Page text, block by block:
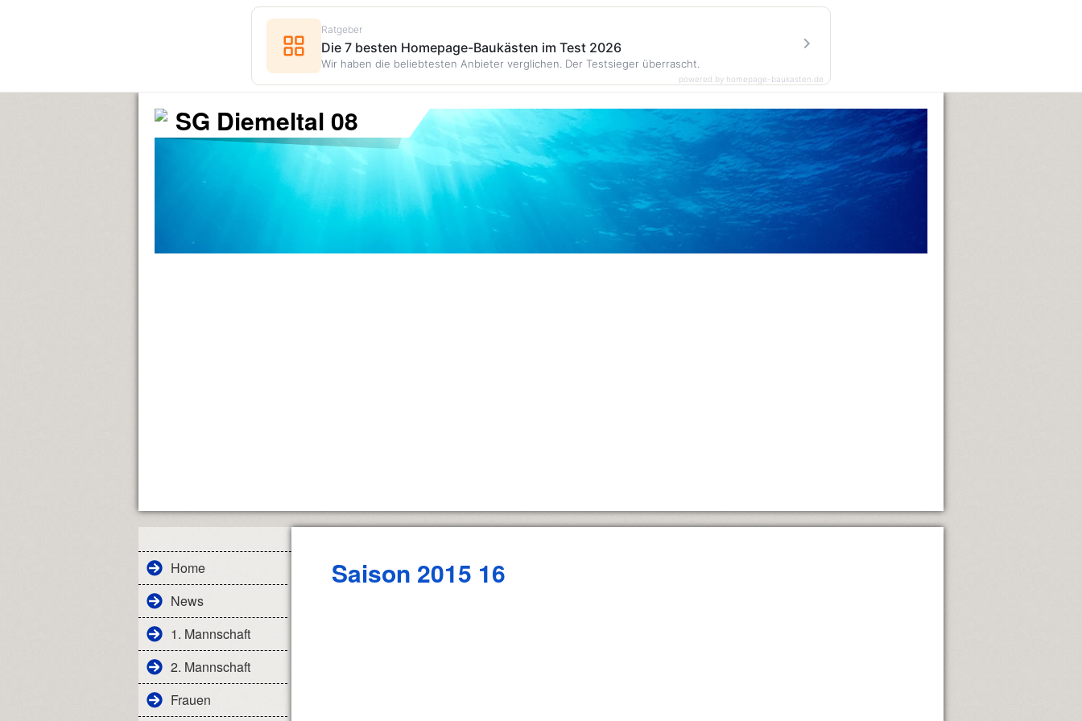
SG Diemeltal 08
Home
News
1. Mannschaft
2. Mannschaft
Frauen
Saison 2015 16
Ratgeber
Die 7 besten Homepage-Baukästen im Test 2026
Wir haben die beliebtesten Anbieter verglichen. Der Testsieger überrascht.
powered by homepage-baukasten.de